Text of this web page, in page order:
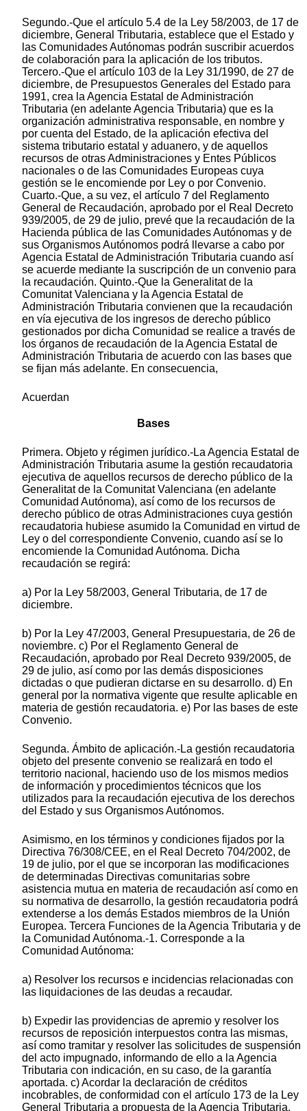
Segundo.-Que el artículo 5.4 de la Ley 58/2003, de 17 de
diciembre, General Tributaria, establece que el Estado y
las Comunidades Autónomas podrán suscribir acuerdos
de colaboración para la aplicación de los tributos.
Tercero.-Que el artículo 103 de la Ley 31/1990, de 27 de
diciembre, de Presupuestos Generales del Estado para
1991, crea la Agencia Estatal de Administración
Tributaria (en adelante Agencia Tributaria) que es la
organización administrativa responsable, en nombre y
por cuenta del Estado, de la aplicación efectiva del
sistema tributario estatal y aduanero, y de aquellos
recursos de otras Administraciones y Entes Públicos
nacionales o de las Comunidades Europeas cuya
gestión se le encomiende por Ley o por Convenio.
Cuarto.-Que, a su vez, el artículo 7 del Reglamento
General de Recaudación, aprobado por el Real Decreto
939/2005, de 29 de julio, prevé que la recaudación de la
Hacienda pública de las Comunidades Autónomas y de
sus Organismos Autónomos podrá llevarse a cabo por
Agencia Estatal de Administración Tributaria cuando así
se acuerde mediante la suscripción de un convenio para
la recaudación. Quinto.-Que la Generalitat de la
Comunitat Valenciana y la Agencia Estatal de
Administración Tributaria convienen que la recaudación
en vía ejecutiva de los ingresos de derecho público
gestionados por dicha Comunidad se realice a través de
los órganos de recaudación de la Agencia Estatal de
Administración Tributaria de acuerdo con las bases que
se fijan más adelante. En consecuencia,
Acuerdan
Bases
Primera. Objeto y régimen jurídico.-La Agencia Estatal de
Administración Tributaria asume la gestión recaudatoria
ejecutiva de aquellos recursos de derecho público de la
Generalitat de la Comunitat Valenciana (en adelante
Comunidad Autónoma), así como de los recursos de
derecho público de otras Administraciones cuya gestión
recaudatoria hubiese asumido la Comunidad en virtud de
Ley o del correspondiente Convenio, cuando así se lo
encomiende la Comunidad Autónoma. Dicha
recaudación se regirá:
a) Por la Ley 58/2003, General Tributaria, de 17 de
diciembre.
b) Por la Ley 47/2003, General Presupuestaria, de 26 de
noviembre. c) Por el Reglamento General de
Recaudación, aprobado por Real Decreto 939/2005, de
29 de julio, así como por las demás disposiciones
dictadas o que pudieran dictarse en su desarrollo. d) En
general por la normativa vigente que resulte aplicable en
materia de gestión recaudatoria. e) Por las bases de este
Convenio.
Segunda. Ámbito de aplicación.-La gestión recaudatoria
objeto del presente convenio se realizará en todo el
territorio nacional, haciendo uso de los mismos medios
de información y procedimientos técnicos que los
utilizados para la recaudación ejecutiva de los derechos
del Estado y sus Organismos Autónomos.
Asimismo, en los términos y condiciones fijados por la
Directiva 76/308/CEE, en el Real Decreto 704/2002, de
19 de julio, por el que se incorporan las modificaciones
de determinadas Directivas comunitarias sobre
asistencia mutua en materia de recaudación así como en
su normativa de desarrollo, la gestión recaudatoria podrá
extenderse a los demás Estados miembros de la Unión
Europea. Tercera Funciones de la Agencia Tributaria y de
la Comunidad Autónoma.-1. Corresponde a la
Comunidad Autónoma:
a) Resolver los recursos e incidencias relacionadas con
las liquidaciones de las deudas a recaudar.
b) Expedir las providencias de apremio y resolver los
recursos de reposición interpuestos contra las mismas,
así como tramitar y resolver las solicitudes de suspensión
del acto impugnado, informando de ello a la Agencia
Tributaria con indicación, en su caso, de la garantía
aportada. c) Acordar la declaración de créditos
incobrables, de conformidad con el artículo 173 de la Ley
General Tributaria a propuesta de la Agencia Tributaria.